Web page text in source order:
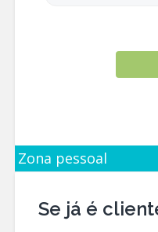
Zona pessoal
Se já é